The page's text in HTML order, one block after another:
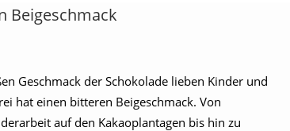
Beigeschmack
Geschmack der Schokolade lieben Kinder und
hat einen bitteren Beigeschmack. Von
auf den Kakaoplantagen bis hin zu